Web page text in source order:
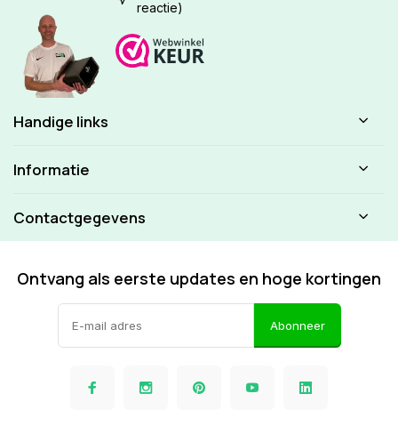
reactie)
Handige links
Informatie
Contactgegevens
Ontvang als eerste updates en hoge kortingen
Abonneer